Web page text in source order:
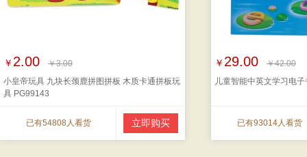
￥ 2.00
￥3.00
小皇帝玩具 九块长颈鹿拼图拼板 木质卡通拼板玩
具 PG99143
已有54808人看货 立即购买
￥ 29.00
￥42.00
儿童智能中英文学习电
已有93014人看货